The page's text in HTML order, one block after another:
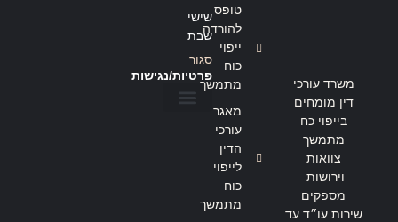
משרד עורכי
דין מומחים
בייפוי כח
מתמשך
צוואות
וירושות
מספקים
שירות עו״ד עד
טופס
להורדה
ייפוי
כוח
מתמשך
מאגר
עורכי
הדין
לייפוי
כוח
מתמשך
שישי
שבת
סגור
פרטיות/נגישות